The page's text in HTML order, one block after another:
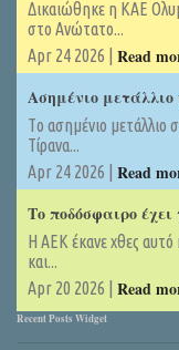
Δικαιώθηκε η ΚΑΕ
στο Ανώτατο...
Apr 24 2026 | Read
Ασημένιο
Tο ασημένιο
Τίρανα...
Apr 24 2026 | Read
Το ποδόσφαιρο
Η ΑΕΚ έκανε χθες αυτό
και...
Apr 20 2026 | Read
Recent Posts Widget